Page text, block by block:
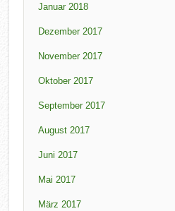
Januar 2018
Dezember 2017
November 2017
Oktober 2017
September 2017
August 2017
Juni 2017
Mai 2017
März 2017